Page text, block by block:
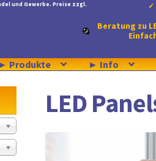
und Gewerbe. Preise zzgl.
Beratung zu
Produkte ► Info
LED